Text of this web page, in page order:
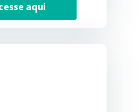
aqui